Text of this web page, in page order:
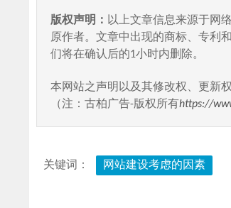
版权声明： 以上文章信息来源于网
原作者。文章中出现的商标、专利
们将在确认后的1小时内删除。
本网站之声明以及其修改权、更新
（注：古柏广告-版权所有https://
关键词： 网站建设考虑的因素